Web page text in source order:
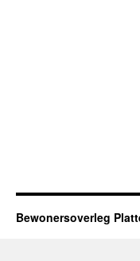
Bewonersoverleg